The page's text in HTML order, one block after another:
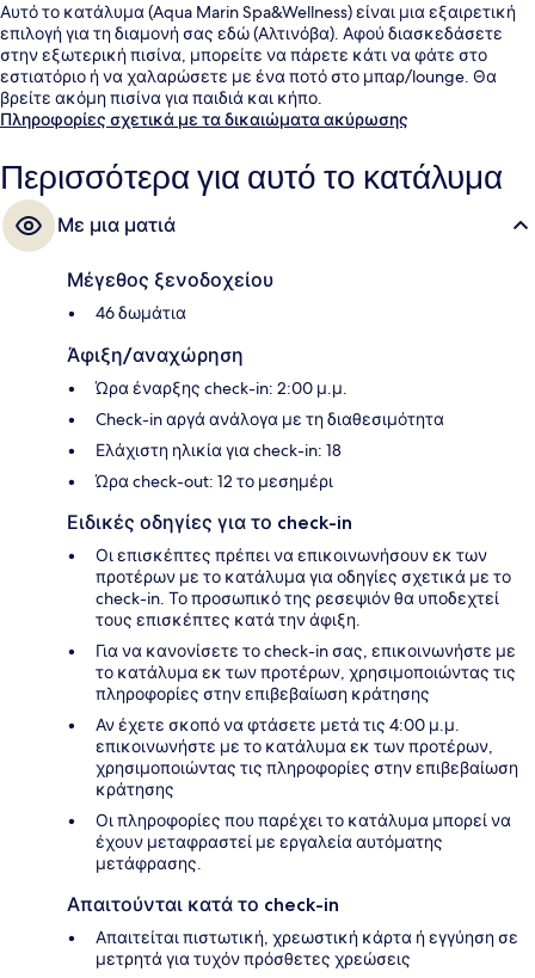
Αυτό το κατάλυμα (Aqua Marin Spa&Wellness) είναι μια εξαιρετική
επιλογή για τη διαμονή σας εδώ (Αλτινόβα). Αφού διασκεδάσετε
στην εξωτερική πισίνα, μπορείτε να πάρετε κάτι να φάτε στο
εστιατόριο ή να χαλαρώσετε με ένα ποτό στο μπαρ/lounge. Θα
βρείτε ακόμη πισίνα για παιδιά και κήπο.
Πληροφορίες σχετικά με τα δικαιώματα ακύρωσης
Περισσότερα για αυτό το κατάλυμα
Με μια ματιά
Μέγεθος ξενοδοχείου
46 δωμάτια
Άφιξη/αναχώρηση
Ώρα έναρξης check-in: 2:00 μ.μ.
Check-in αργά ανάλογα με τη διαθεσιμότητα
Ελάχιστη ηλικία για check-in: 18
Ώρα check-out: 12 το μεσημέρι
Ειδικές οδηγίες για το check-in
Οι επισκέπτες πρέπει να επικοινωνήσουν εκ των
προτέρων με το κατάλυμα για οδηγίες σχετικά με το
check-in. Το προσωπικό της ρεσεψιόν θα υποδεχτεί
τους επισκέπτες κατά την άφιξη.
Για να κανονίσετε το check-in σας, επικοινωνήστε με
το κατάλυμα εκ των προτέρων, χρησιμοποιώντας τις
πληροφορίες στην επιβεβαίωση κράτησης
Αν έχετε σκοπό να φτάσετε μετά τις 4:00 μ.μ.
επικοινωνήστε με το κατάλυμα εκ των προτέρων,
χρησιμοποιώντας τις πληροφορίες στην επιβεβαίωση
κράτησης
Οι πληροφορίες που παρέχει το κατάλυμα μπορεί να
έχουν μεταφραστεί με εργαλεία αυτόματης
μετάφρασης.
Απαιτούνται κατά το check-in
Απαιτείται πιστωτική, χρεωστική κάρτα ή εγγύηση σε
μετρητά για τυχόν πρόσθετες χρεώσεις